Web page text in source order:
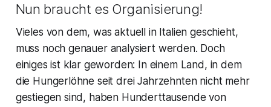
Nun braucht es Organisierung!
Vieles von dem, was aktuell in Italien geschieht,
muss noch genauer analysiert werden. Doch
einiges ist klar geworden: In einem Land, in dem
die Hungerlöhne seit drei Jahrzehnten nicht mehr
gestiegen sind, haben Hunderttausende von